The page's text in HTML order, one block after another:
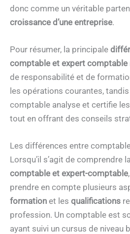
donc comme un véritable
croissance d’une entreprise.
Pour résumer, la principale
comptable et expert comptable
de responsabilité et de
les opérations courantes, tandis
comptable analyse et certifie
tout en offrant des conseils
Les différences entre
Lorsqu’il s’agit de comprendre la
comptable et expert-comptable
prendre en compte plusieurs
formation et les qualifications
profession. Un comptable est
ayant suivi un cursus de niveau